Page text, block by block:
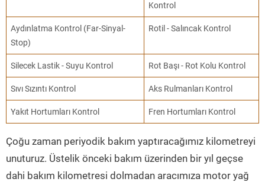
Kontrol
Aydınlatma Kontrol (Far-Sinyal-
Stop)
Rotil - Salıncak Kontrol
Silecek Lastik - Suyu Kontrol Rot Başı - Rot Kolu Kontrol
Sıvı Sızıntı Kontrol Aks Rulmanları Kontrol
Yakıt Hortumları Kontrol Fren Hortumları Kontrol
Çoğu zaman periyodik bakım yaptıracağımız kilometreyi
unuturuz. Üstelik önceki bakım üzerinden bir yıl geçse
dahi bakım kilometresi dolmadan aracımıza motor yağ